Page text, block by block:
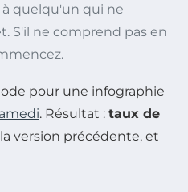
à quelqu'un qui ne
S'il ne comprend pas en
pour une infographie
. Résultat : taux de
version précédente, et